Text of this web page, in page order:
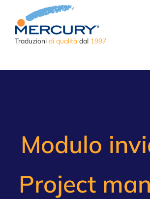
Traduzioni di qualità dal 1997
Modulo
Project